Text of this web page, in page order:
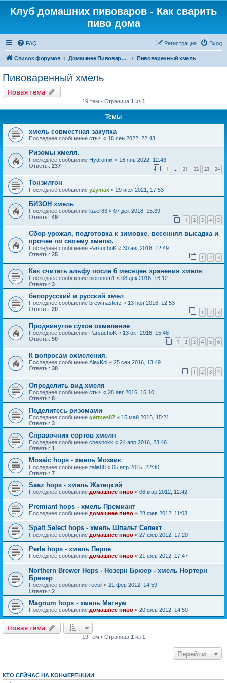
Клуб домашних пивоваров - Как cварить
пиво дома
FAQ Вход
Регистрация
Список форумов Домашнее Пивоварение - Минск Беларусь Пивоваренный хмель
Пивоваренный хмель
Новая тема
19 тем • Страница 1 из 1
Темы
хмель совместная закупка
Последнее сообщение стыч « 18 сен 2022, 22:43
Ризомы хмеля.
Последнее сообщение Hydromix « 16 янв 2022, 12:43
Ответы: 237 1 … 21 22 23 24
Тонзилгон
Последнее сообщение yzymax « 29 июл 2021, 17:53
БИЗОН хмель
Последнее сообщение luzer83 « 07 дек 2018, 15:39
Ответы: 49 1 2 3 4 5
Сбор урожая, подготовка к зимовке, весенняя высадка и
прочее по своему хмелю.
Последнее сообщение ParsuchoK « 30 авг 2018, 12:49
Ответы: 25 1 2 3
Как считать альфу после 6 месяцев хранения хмеля
Последнее сообщение nicronom1 « 08 дек 2016, 16:12
Ответы: 3
белорусский и русский хмел
Последнее сообщение brewmasterz « 13 ноя 2016, 12:53
Ответы: 20 1 2 3
Продвинутое сухое охмеление
Последнее сообщение ParsuchoK « 13 окт 2016, 15:48
Ответы: 50 1 2 3 4 5 6
К вопросам охмеления.
Последнее сообщение AlexKol « 25 сен 2016, 13:49
Ответы: 38 1 2 3 4
Определить вид хмеля
Последнее сообщение стыч « 28 авг 2016, 15:10
Ответы: 8
Поделитесь ризомами
Последнее сообщение germes87 « 15 май 2016, 15:21
Ответы: 3
Справочник сортов хмеля
Последнее сообщение chesnokk « 24 апр 2016, 23:46
Ответы: 1
Mosaic hops - хмель Мозаик
Последнее сообщение italia88 « 05 апр 2015, 22:30
Ответы: 7
Saaz hops - хмель Жатецкий
Последнее сообщение домашнее пиво « 06 мар 2012, 12:42
Premiant hops - хмель Премиант
Последнее сообщение домашнее пиво « 28 фев 2012, 11:03
Spalt Select hops - хмель Шпальт Селект
Последнее сообщение домашнее пиво « 27 фев 2012, 17:20
Perle hops - хмель Перле
Последнее сообщение домашнее пиво « 21 фев 2012, 17:47
Northern Brewer Hops - Нозерн Брюер - хмель Нортерн
Бревер
Последнее сообщение recoil « 21 фев 2012, 14:59
Ответы: 2
Magnum hops - хмель Магнум
Последнее сообщение домашнее пиво « 20 фев 2012, 14:59
Новая тема
19 тем • Страница 1 из 1
Перейти
КТО СЕЙЧАС НА КОНФЕРЕНЦИИ